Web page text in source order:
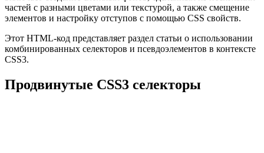
частей с разными цветами или текстурой, а также смещение
элементов и настройку отступов с помощью CSS свойств.
Этот HTML-код представляет раздел статьи о использовании
комбинированных селекторов и псевдоэлементов в контексте
CSS3.
Продвинутые CSS3 селекторы